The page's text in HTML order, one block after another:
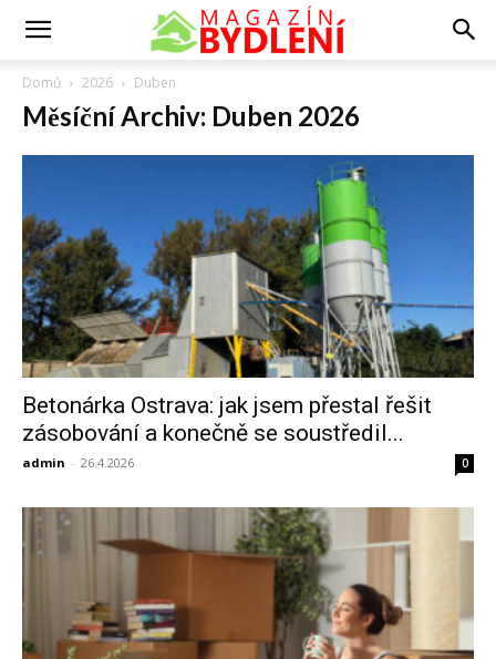
Domů 2026 Duben
Měsíční Archiv: Duben 2026
Betonárka Ostrava: jak jsem přestal řešit
zásobování a konečně se soustředil...
admin - 26.4.2026 0